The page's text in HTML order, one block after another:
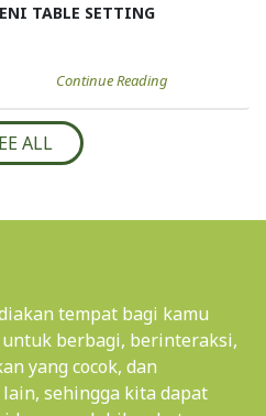
TABLE SETTING
Continue Reading
ALL
tempat bagi kamu
berbagi, berinteraksi,
yang cocok, dan
sehingga kita dapat